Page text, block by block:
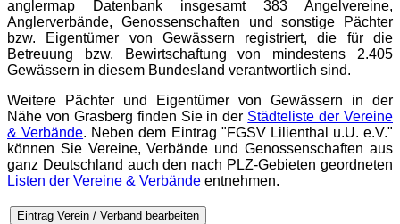
anglermap Datenbank insgesamt 383 Angelvereine,
Anglerverbände, Genossenschaften und sonstige Pächter
bzw. Eigentümer von Gewässern registriert, die für die
Betreuung bzw. Bewirtschaftung von mindestens 2.405
Gewässern in diesem Bundesland verantwortlich sind.
Weitere Pächter und Eigentümer von Gewässern in der
Nähe von Grasberg finden Sie in der Städteliste der Vereine
& Verbände. Neben dem Eintrag "FGSV Lilienthal u.U. e.V."
können Sie Vereine, Verbände und Genossenschaften aus
ganz Deutschland auch den nach PLZ-Gebieten geordneten
Listen der Vereine & Verbände entnehmen.
Eintrag Verein / Verband bearbeiten